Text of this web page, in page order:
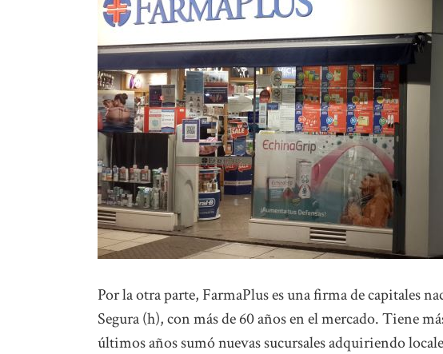
Por la otra parte, FarmaPlus es una firma de capitales
Segura (h), con más de 60 años en el mercado. Tiene
últimos años sumó nuevas sucursales adquiriendo